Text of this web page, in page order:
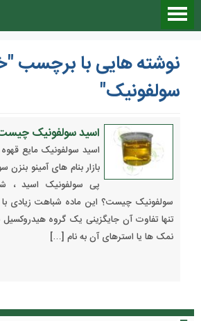
نوشته هایی با برچسب
سولفونیک"
اسید سولفونیک
اسید سولفونیک مایع
بازار بنام های آمینو بنزن
پی سولفونیک اسید ،
سولفونیک چیست؟ این ماده شباهت زیادی با
تنها تفاوت آن جایگزینی یک گروه
نمک ها یا استرهای آن به نام […]